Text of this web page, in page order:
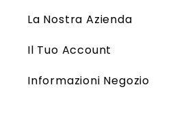
La Nostra Azienda
Il Tuo Account
Informazioni Negozio